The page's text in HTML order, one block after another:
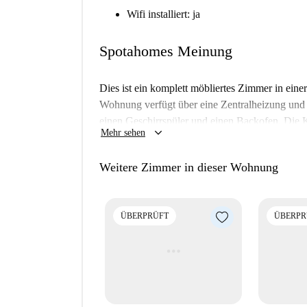
Wifi installiert: ja
Spotahomes Meinung
Dies ist ein komplett möbliertes Zimmer in
Wohnung verfügt über eine Zentralheizung
einen Geschirrspüler und einen Backofen. Die
Strom, Wasser, Gas und WLAN sind
Restaurant Akademia Smaków und den
Mehr sehen keyboard_arrow_down
Weitere Zimmer in dieser Wohnung
ÜBERPRÜFT